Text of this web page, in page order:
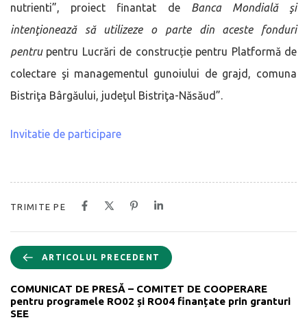
nutrienti”, proiect finantat de Banca Mondială şi
intenţionează să utilizeze o parte din aceste fonduri
pentru pentru Lucrări de construcție pentru Platformă de
colectare şi managementul gunoiului de grajd, comuna
Bistriţa Bârgăului, judeţul Bistriţa-Năsăud”.
Invitatie de participare
TRIMITE PE
ARTICOLUL PRECEDENT
COMUNICAT DE PRESĂ – COMITET DE COOPERARE
pentru programele RO02 și RO04 finanțate prin granturi
SEE